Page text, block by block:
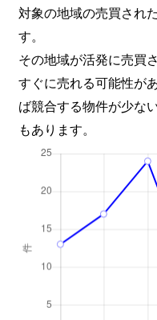
対象の地域の売買され
す。
その地域が活発に売買
すぐに売れる可能性が
ば競合する物件が少な
もあります。